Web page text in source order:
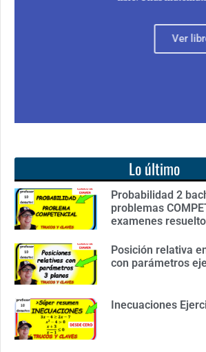
Ver libro
Lo último
Probabilidad 2
problemas
examenes
Posición relativa
con parámetros
Inecuaciones